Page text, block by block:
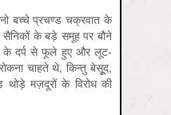
बच्चे प्रचण्ड चक्रवात के
सैनिकों के बड़े समूह पर बौने
के दर्प से फूले हुए और लूट-
चाहते थे, किन्तु बेसूूद,
थोड़े मज़दूरों के विरोध की